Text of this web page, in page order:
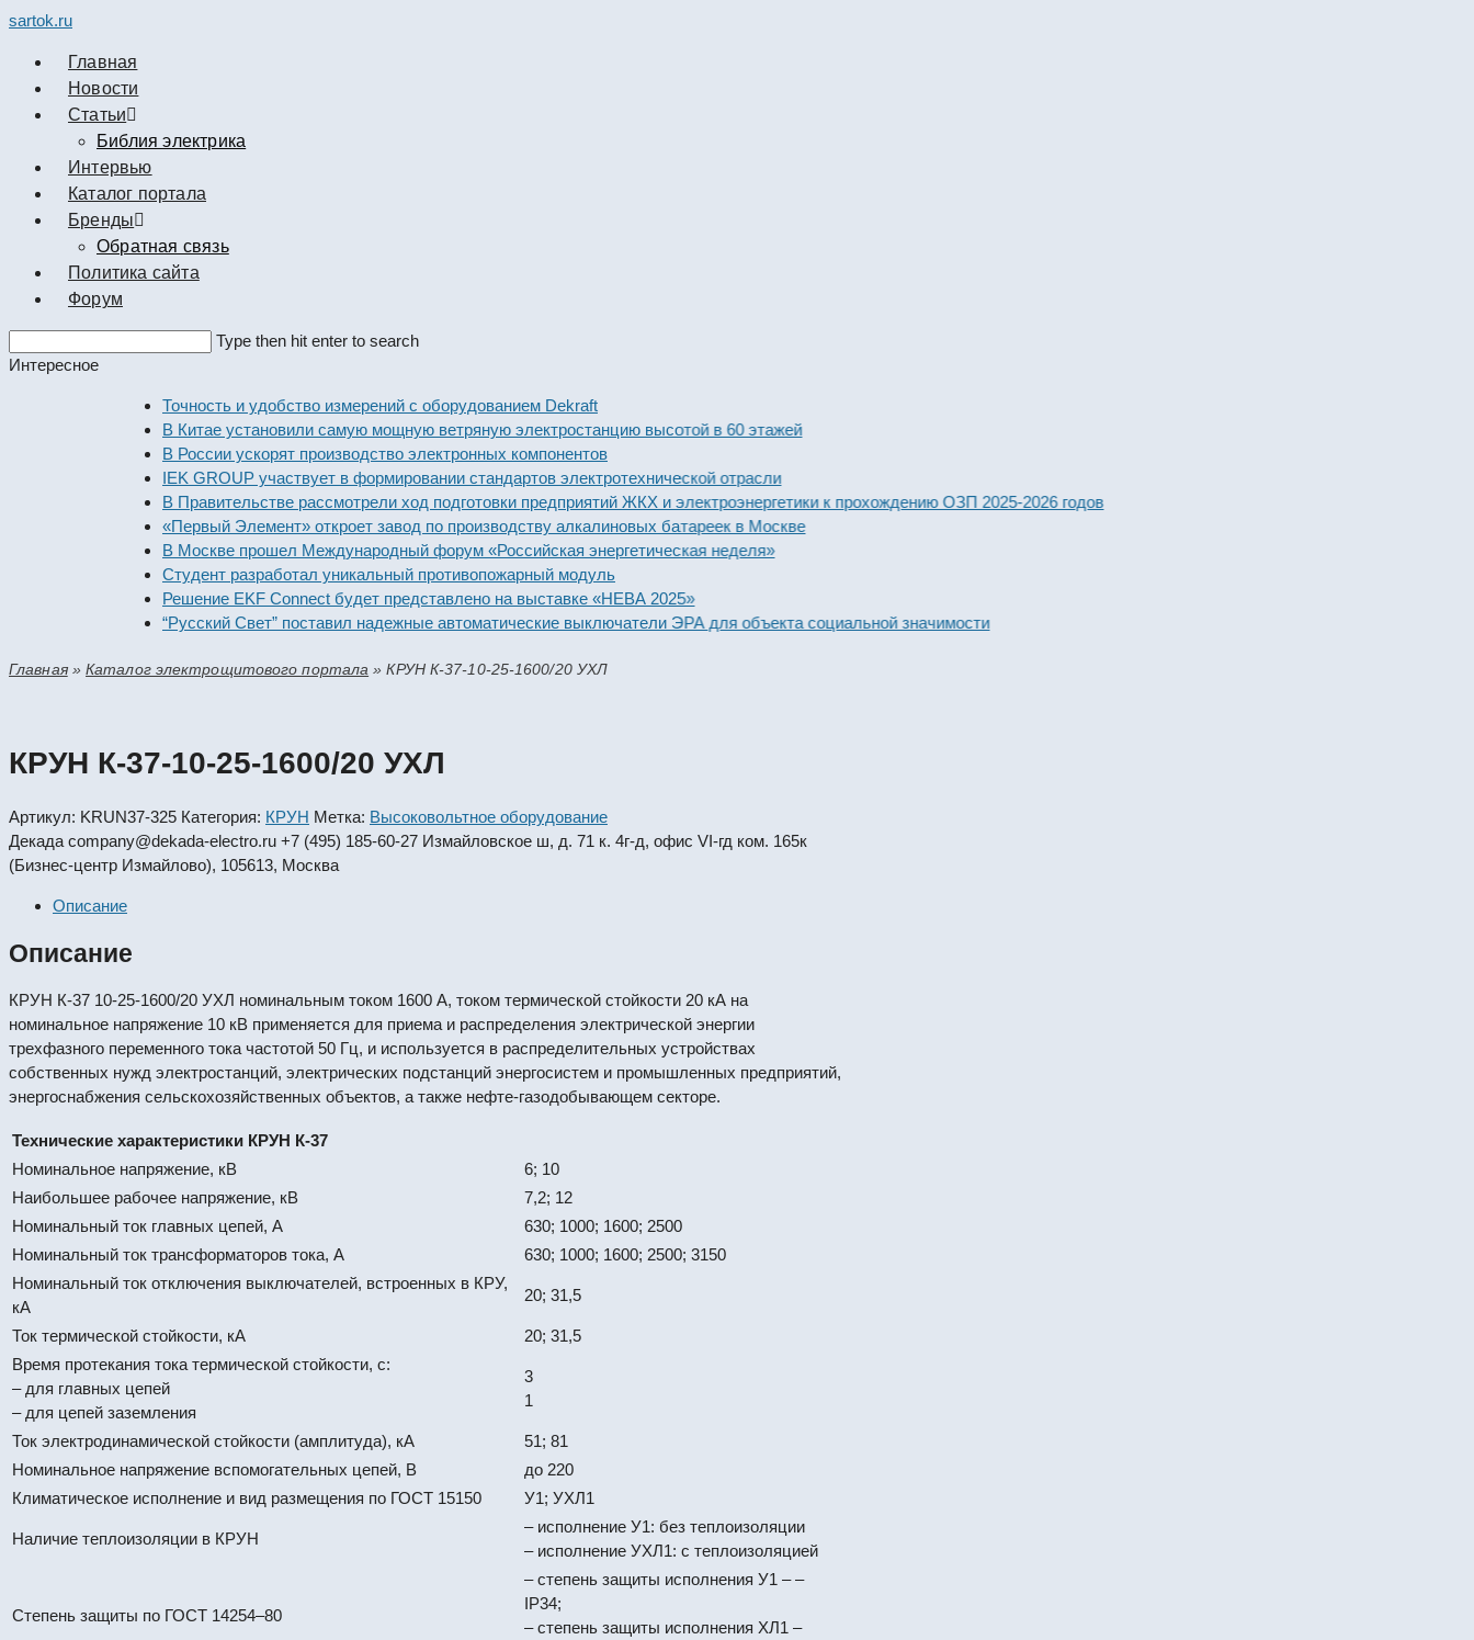
sartok.ru
Главная
Новости
Cтатьи
Библия электрика
Интервью
Каталог портала
Бренды
Обратная связь
Политика сайта
Форум
this
Type then hit enter to search
Интересное
Точность и удобство измерений с оборудованием Dekraft
В Китае установили самую мощную ветряную электростанцию высотой в 60 этажей
В России ускорят производство электронных компонентов
IEK GROUP участвует в формировании стандартов электротехнической отрасли
В Правительстве рассмотрели ход подготовки предприятий ЖКХ и электроэнергетики к прохождению ОЗП 2025-2026 годов
«Первый Элемент» откроет завод по производству алкалиновых батареек в Москве
В Москве прошел Международный форум «Российская энергетическая неделя»
Студент разработал уникальный противопожарный модуль
Решение EKF Connect будет представлено на выставке «НЕВА 2025»
“Русский Свет” поставил надежные автоматические выключатели ЭРА для объекта социальной значимости
Главная»Каталог электрощитового портала »КРУН К-37-10-25-1600/20 УХЛ
КРУН К-37-10-25-1600/20 УХЛ
Артикул: KRUN37-325 Категория: КРУН Метка: Высоковольтное оборудование
Декада company@dekada-electro.ru +7 (495) 185-60-27 Измайловское ш, д. 71 к. 4г-д, офис VI-гд ком. 165к
(Бизнес-центр Измайлово), 105613, Москва
Описание
Описание
КРУН К-37 10-25-1600/20 УХЛ номинальным током 1600 А, током термической стойкости 20 кА на
номинальное напряжение 10 кВ применяется для приема и распределения электрической энергии
трехфазного переменного тока частотой 50 Гц, и используется в распределительных устройствах
собственных нужд электростанций, электрических подстанций энергосистем и промышленных предприятий,
энергоснабжения сельскохозяйственных объектов, а также нефте-газодобывающем секторе.
Технические характеристики КРУН К-37
Номинальное напряжение, кВ
6; 10
Наибольшее рабочее напряжение, кВ
7,2; 12
Номинальный ток главных цепей, А
630; 1000; 1600; 2500
Номинальный ток трансформаторов тока, А
630; 1000; 1600; 2500; 3150
Номинальный ток отключения выключателей, встроенных в КРУ,
кА
20; 31,5
Ток термической стойкости, кА
20; 31,5
Время протекания тока термической стойкости, с:
– для главных цепей
– для цепей заземления
3
1
Ток электродинамической стойкости (амплитуда), кА
51; 81
Номинальное напряжение вспомогательных цепей, В
до 220
Климатическое исполнение и вид размещения по ГОСТ 15150
У1; УХЛ1
Наличие теплоизоляции в КРУН
– исполнение У1: без теплоизоляции
– исполнение УХЛ1: с теплоизоляцией
Степень защиты по ГОСТ 14254–80
– степень защиты исполнения У1 – –
IР34;
– степень защиты исполнения ХЛ1 –